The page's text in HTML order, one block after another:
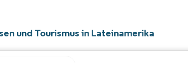
und Tourismus in Lateinamerika